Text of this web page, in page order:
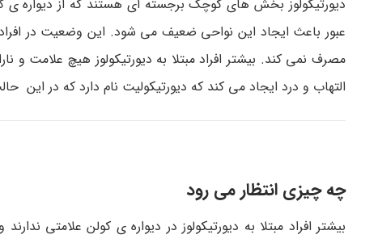
دیورتیکولوز بخش های کوچک برجسته ای هستند که از
مصرف نمی کند. بیشتر افراد مبتلا به دیورتیکولوز هیچ علامت
التهاب و درد ایجاد می کند که دیورتیکولیت نام دارد که در
چه چیزی انتظار می رود
بیشتر افراد مبتلا به دیورتیکولوز در دیواره ی کولن